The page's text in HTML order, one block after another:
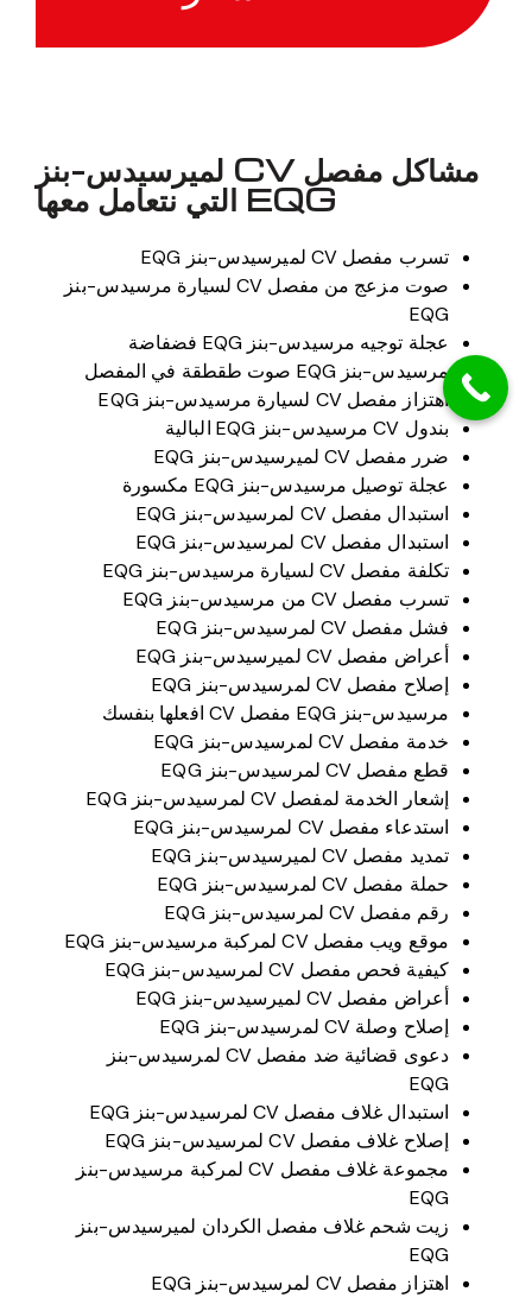
مشاكل مفصل CV لميرسيدس-بنز
EQG التي نتعامل معها
تسرب مفصل CV لميرسيدس-بنز EQG
صوت مزعج من مفصل CV لسيارة مرسيدس-بنز
EQG
عجلة توجيه مرسيدس-بنز EQG فضفاضة
مرسيدس-بنز EQG صوت طقطقة في المفصل
اهتزاز مفصل CV لسيارة مرسيدس-بنز EQG
بندول CV مرسيدس-بنز EQG البالية
ضرر مفصل CV لميرسيدس-بنز EQG
عجلة توصيل مرسيدس-بنز EQG مكسورة
استبدال مفصل CV لمرسيدس-بنز EQG
استبدال مفصل CV لمرسيدس-بنز EQG
تكلفة مفصل CV لسيارة مرسيدس-بنز EQG
تسرب مفصل CV من مرسيدس-بنز EQG
فشل مفصل CV لمرسيدس-بنز EQG
أعراض مفصل CV لميرسيدس-بنز EQG
إصلاح مفصل CV لمرسيدس-بنز EQG
مرسيدس-بنز EQG مفصل CV افعلها بنفسك
خدمة مفصل CV لمرسيدس-بنز EQG
قطع مفصل CV لمرسيدس-بنز EQG
إشعار الخدمة لمفصل CV لمرسيدس-بنز EQG
استدعاء مفصل CV لمرسيدس-بنز EQG
تمديد مفصل CV لميرسيدس-بنز EQG
حملة مفصل CV لمرسيدس-بنز EQG
رقم مفصل CV لمرسيدس-بنز EQG
موقع ويب مفصل CV لمركبة مرسيدس-بنز EQG
كيفية فحص مفصل CV لمرسيدس-بنز EQG
أعراض مفصل CV لميرسيدس-بنز EQG
إصلاح وصلة CV لمرسيدس-بنز EQG
دعوى قضائية ضد مفصل CV لمرسيدس-بنز
EQG
استبدال غلاف مفصل CV لمرسيدس-بنز EQG
إصلاح غلاف مفصل CV لمرسيدس-بنز EQG
مجموعة غلاف مفصل CV لمركبة مرسيدس-بنز
EQG
زيت شحم غلاف مفصل الكردان لميرسيدس-بنز
EQG
اهتزاز مفصل CV لمرسيدس-بنز EQG